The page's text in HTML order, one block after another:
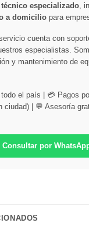
especializado ,
a domicilio para
cuenta con
especialistas.
y mantenimiento de
el país | 💳 Pagos
ciudad) | 💬 Asesoría
Consultar por